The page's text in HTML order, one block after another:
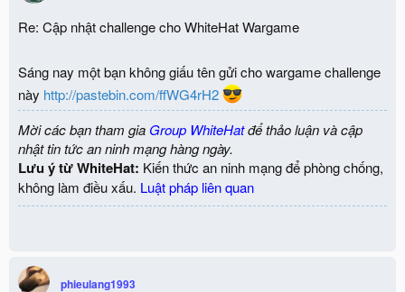
Re: Cập nhật challenge cho WhiteHat Wargame
Sáng nay một bạn không giấu tên gửi cho wargame challenge
này http://pastebin.com/ffWG4rH2
Mời các bạn tham gia Group WhiteHatđể thảo luận và cập
nhật tin tức an ninh mạng hàng ngày.
Lưu ý từ WhiteHat: Kiến thức an ninh mạng để phòng chống,
không làm điều xấu. Luật pháp liên quan
phieulang1993